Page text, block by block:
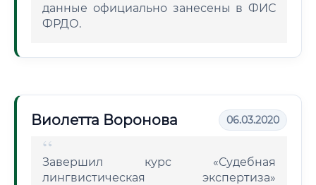
данные официально занесены в ФИС
ФРДО.
Виолетта Воронова 06.03.2020
Завершил курс «Судебная
лингвистическая экспертиза»